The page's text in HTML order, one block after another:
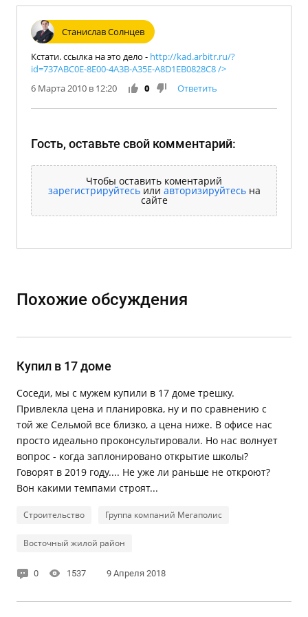
Станислав Солнцев
Кстати. ссылка на это дело - http://kad.arbitr.ru/?
id=737ABC0E-8E00-4A3B-A35E-A8D1EB0828C8/>
6 Марта 2010 в 12:20
0 Ответить
Гость, оставьте свой комментарий:
Чтобы оставить коментарий
зарегистрируйтесьили авторизируйтесьна
сайте
Похожие обсуждения
Купил в 17 доме
Соседи, мы с мужем купили в 17 доме трешку.
Привлекла цена и планировка, ну и по сравнению с
той же Сельмой все близко, а цена ниже. В офисе нас
просто идеально проконсультировали. Но нас волнует
вопрос - когда заплонировано открытие школы?
Говорят в 2019 году.... Не уже ли раньше не откроют?
Вон какими темпами строят...
Строительство Группа компаний Мегаполис
Восточный жилой район
0 1537 9 Апреля 2018